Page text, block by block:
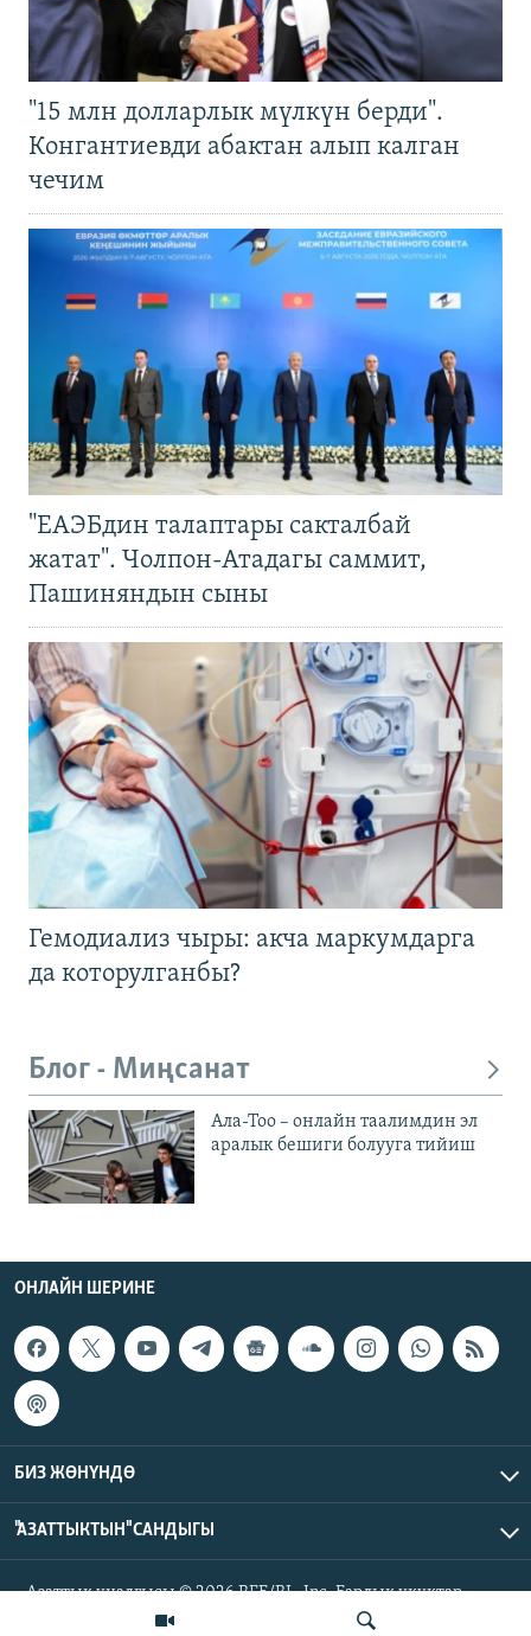
"15 млн долларлык мүлкүн берди".
Конгантиевди абактан алып калган
чечим
"ЕАЭБдин талаптары сакталбай
жатат". Чолпон-Атадагы саммит,
Пашиняндын сыны
Гемодиализ чыры: акча маркумдарга
да которулганбы?
Блог - Миңсанат
Ала-Тоо – онлайн таалимдин эл
аралык бешиги болууга тийиш
ОНЛАЙН ШЕРИНЕ
БИЗ ЖӨНҮНДӨ
"АЗАТТЫКТЫН" САНДЫГЫ
Азаттык үналгысы © 2026 RFE/RL, Inc. Бардык укуктар